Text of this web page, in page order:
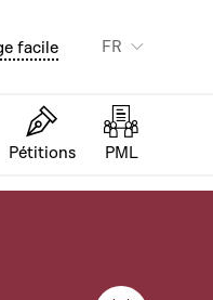
facile FR
Pétitions PML